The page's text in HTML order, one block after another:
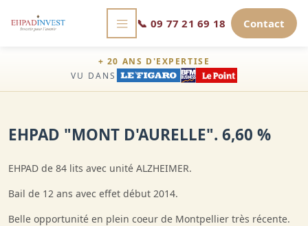
📞 09 77 21 69 18 Contact
+ 20 ANS D'EXPERTISE
VU DANS
EHPAD "MONT D'AURELLE". 6,60 %
EHPAD de 84 lits avec unité ALZHEIMER.
Bail de 12 ans avec effet début 2014.
Belle opportunité en plein coeur de Montpellier très récente.